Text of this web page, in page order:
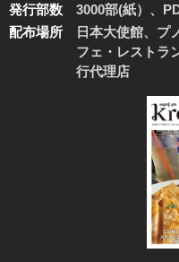
発行部数
3000部(紙）、
配布場所
日本大使館、プ
フェ・レストラ
行代理店